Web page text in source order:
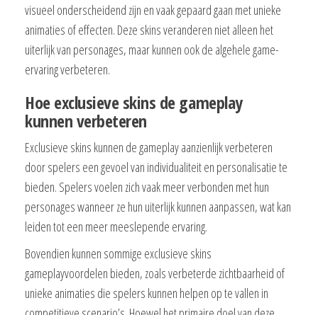
visueel onderscheidend zijn en vaak gepaard gaan met unieke
animaties of effecten. Deze skins veranderen niet alleen het
uiterlijk van personages, maar kunnen ook de algehele game-
ervaring verbeteren.
Hoe exclusieve skins de gameplay
kunnen verbeteren
Exclusieve skins kunnen de gameplay aanzienlijk verbeteren
door spelers een gevoel van individualiteit en personalisatie te
bieden. Spelers voelen zich vaak meer verbonden met hun
personages wanneer ze hun uiterlijk kunnen aanpassen, wat kan
leiden tot een meer meeslepende ervaring.
Bovendien kunnen sommige exclusieve skins
gameplayvoordelen bieden, zoals verbeterde zichtbaarheid of
unieke animaties die spelers kunnen helpen op te vallen in